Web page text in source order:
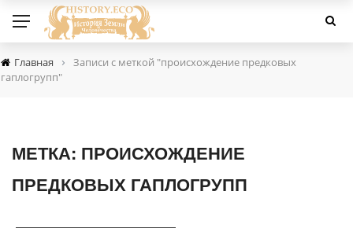
Главная ›
Записи с меткой "происхождение предковых
гаплогрупп"
МЕТКА: ПРОИСХОЖДЕНИЕ
ПРЕДКОВЫХ ГАПЛОГРУПП